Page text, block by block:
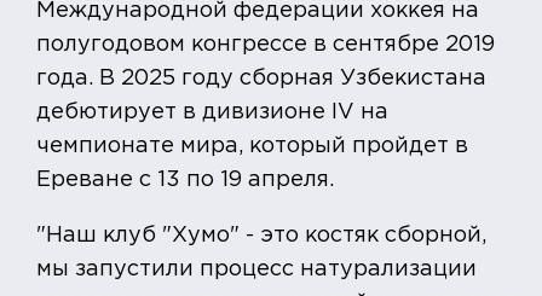
Международной федерации хоккея на
полугодовом конгрессе в сентябре 2019
года. В 2025 году сборная Узбекистана
дебютирует в дивизионе IV на
чемпионате мира, который пройдет в
Ереване с 13 по 19 апреля.
"Наш клуб "Хумо" - это костяк сборной,
мы запустили процесс натурализации